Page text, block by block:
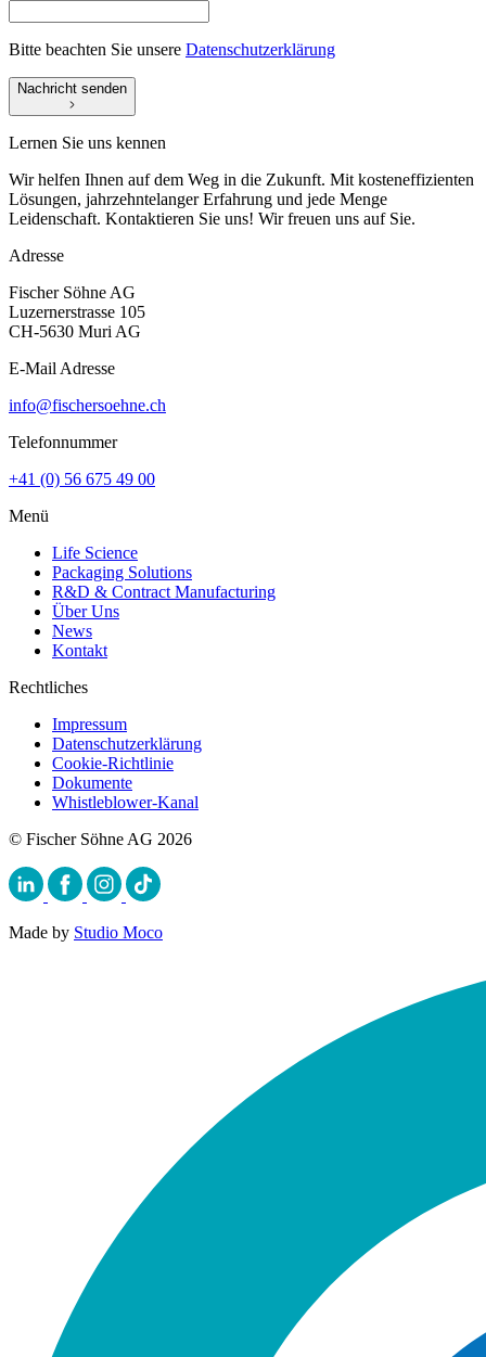
Bitte beachten Sie unsere Datenschutzerklärung
Nachricht senden
Lernen Sie uns kennen
Wir helfen Ihnen auf dem Weg in die Zukunft. Mit kosteneffizienten
Lösungen, jahrzehntelanger Erfahrung und jede Menge
Leidenschaft. Kontaktieren Sie uns! Wir freuen uns auf Sie.
Adresse
Fischer Söhne AG
Luzernerstrasse 105
CH-5630 Muri AG
E-Mail Adresse
info@fischersoehne.ch
Telefonnummer
+41 (0) 56 675 49 00
Menü
Life Science
Packaging Solutions
R&D & Contract Manufacturing
Über Uns
News
Kontakt
Rechtliches
Impressum
Datenschutzerklärung
Cookie-Richtlinie
Dokumente
Whistleblower-Kanal
© Fischer Söhne AG 2026
Made by Studio Moco